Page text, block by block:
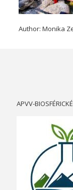
Author: Monika
APVV-